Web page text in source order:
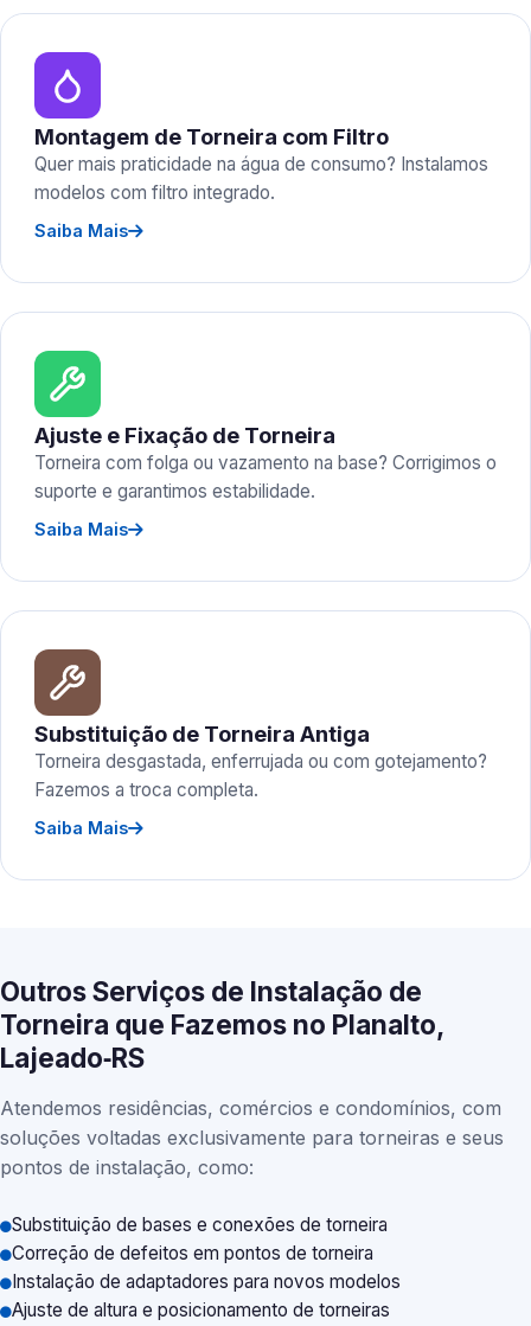
Montagem de Torneira com Filtro
Quer mais praticidade na água de consumo? Instalamos
modelos com filtro integrado.
Saiba Mais
Ajuste e Fixação de Torneira
Torneira com folga ou vazamento na base? Corrigimos o
suporte e garantimos estabilidade.
Saiba Mais
Substituição de Torneira Antiga
Torneira desgastada, enferrujada ou com gotejamento?
Fazemos a troca completa.
Saiba Mais
Outros Serviços de Instalação de
Torneira que Fazemos no Planalto,
Lajeado‑RS
Atendemos residências, comércios e condomínios, com
soluções voltadas exclusivamente para torneiras e seus
pontos de instalação, como:
Substituição de bases e conexões de torneira
Correção de defeitos em pontos de torneira
Instalação de adaptadores para novos modelos
Ajuste de altura e posicionamento de torneiras